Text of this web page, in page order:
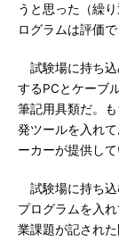
うと思った（繰
ログラムは評価で
試験場に持ち込
するPCとケーブ
筆記用具類だ。
発ツールを入れ
ーカーが提供し
試験場に持ち込
プログラムを入
業課題が記され